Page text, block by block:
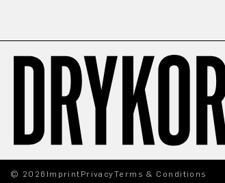
© 2026 Imprint PrivacyTerms & Conditions